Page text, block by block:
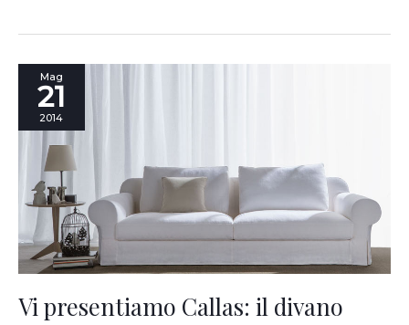
Mag
21
2014
Vi presentiamo Callas: il divano
presentiamo
Callas:
divano
classico
contemporaneo
della
collezione
#Berto2014.